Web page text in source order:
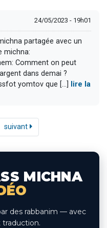
24/05/2023 - 19h01
partagée avec un
michna:
Comment on peut
dans demai ?
yomtov que [...]
lire la
suivant
MICHNA
des rabbanim — avec